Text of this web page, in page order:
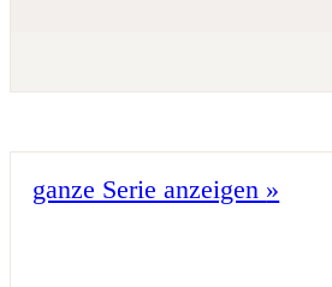
ganze Serie anzeigen »